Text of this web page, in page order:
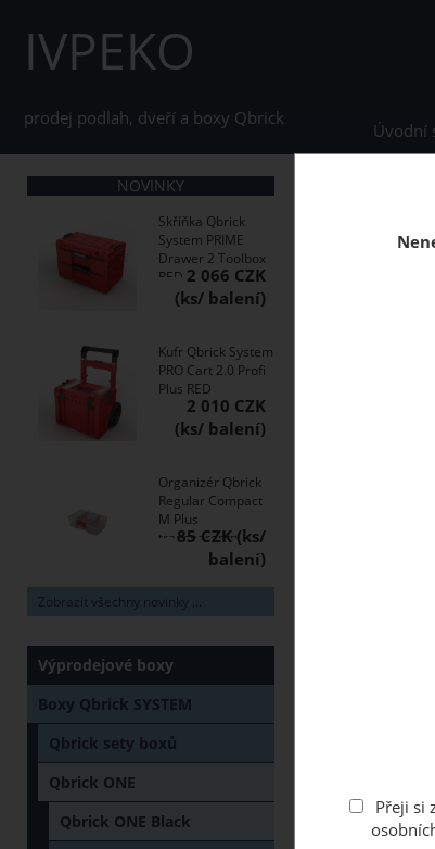
IVPEKO
prodej podlah, dveří a boxy Qbrick
Úvodní
Pojízdný
NOVINKY
Skříňka Qbrick
System PRIME
Drawer 2 Toolbox
RED 2 066 CZK
Kufr Qbrick System
PRO Cart 2.0 Profi
Plus RED
2 010 CZK
Organizér Qbrick
Regular Compact
M Plus
transparentní
85 CZK
Zobrazit všechny novinky ...
Výprodejové boxy
Boxy Qbrick SYSTEM
Qbrick sety boxů
Qbrick ONE
Qbrick ONE Black
Přeji si